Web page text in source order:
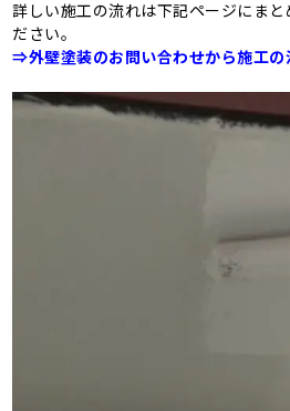
詳しい施工の流れは下記ページにまと
ださい。
⇒外壁塗装のお問い合わせから施工の